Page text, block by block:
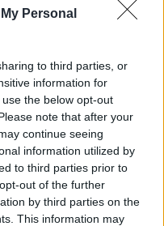
Personal
to third parties, or
information for
the below opt-out
note that after your
continue seeing
information utilized by
to third parties prior to
out of the further
by third parties on the
This information may
çfarë kishte
e 20-vjeçarit në
zbardhen detajet e
dhe gjendet një
pranë viktimës